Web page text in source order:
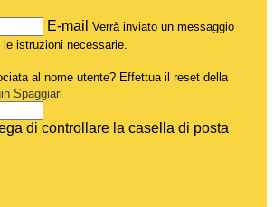
E-mail Verrà inviato un messaggio
istruzioni necessarie.
al nome utente? Effettua il reset della
Spaggiari
di controllare la casella di posta